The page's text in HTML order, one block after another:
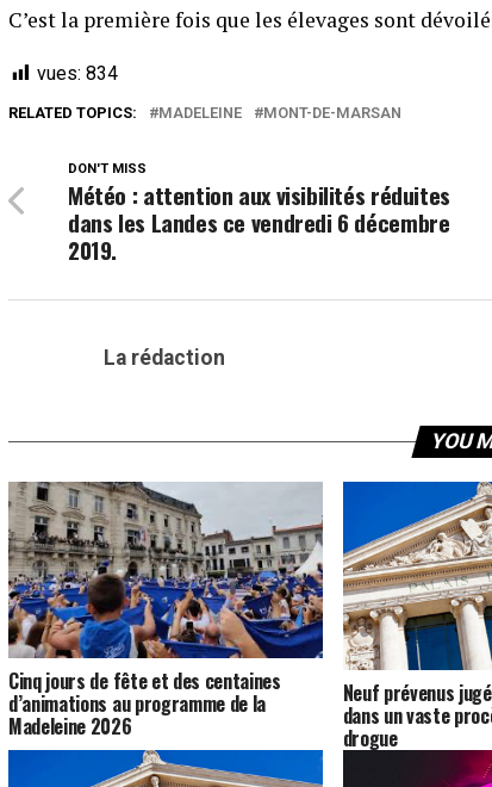
C’est la première fois que les élevages sont
vues: 834
RELATED TOPICS: MADELEINE MONT-DE-MARSAN
DON'T MISS
Météo : attention aux visibilités réduites
dans les Landes ce vendredi 6 décembre
2019.
La rédaction
YOU
Cinq jours de fête et des centaines
d’animations au programme de la
Madeleine 2026
Neuf prévenus
dans un vaste
drogue